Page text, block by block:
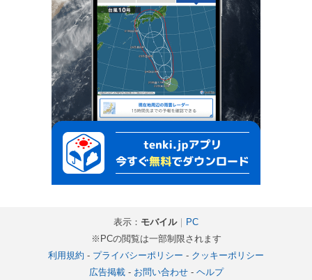
表示： モバイル｜ PC
※PCの閲覧は一部制限されます
利用規約 - プライバシーポリシー - クッキーポリシー
広告掲載- お問い合わせ- ヘルプ